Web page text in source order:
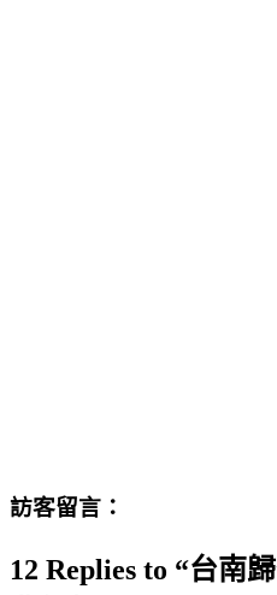
訪客留言：
12 Replies to “台南